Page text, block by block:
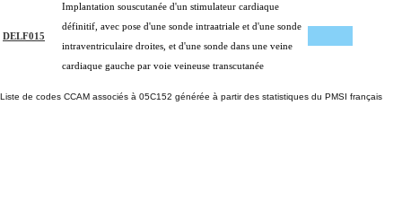
DELF015
Implantation souscutanée d'un stimulateur cardiaque
définitif, avec pose d'une sonde intraatriale et d'une sonde
intraventriculaire droites, et d'une sonde dans une veine
cardiaque gauche par voie veineuse transcutanée
Liste de codes CCAM associés à 05C152 générée à partir des statistiques du PMSI français